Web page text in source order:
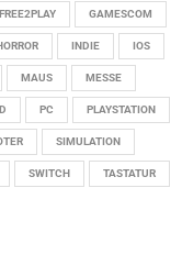
FREE2PLAY GAMESCOM
INDIE IOS
MAUS MESSE
PC PLAYSTATION
SIMULATION
SWITCH TASTATUR